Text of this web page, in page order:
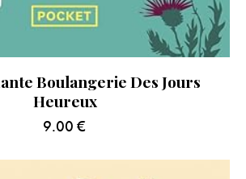
Boulangerie Des Jours
Heureux
9.00 €